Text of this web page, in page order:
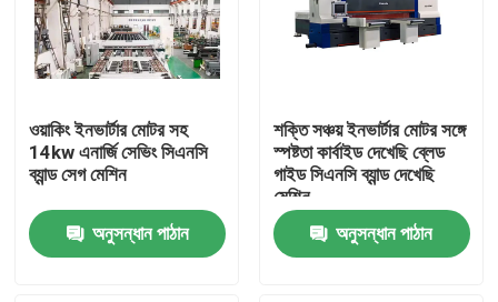
ওয়াকিং ইনভার্টার মোটর সহ
14kw এনার্জি সেভিং সিএনসি
ব্যান্ড সেগ মেশিন
অনুসন্ধান পাঠান
শক্তি সঞ্চয় ইনভার্টার মোটর সঙ্গে
স্পষ্টতা কার্বাইড দেখেছি ব্লেড
গাইড সিএনসি ব্যান্ড দেখেছি
মেশিন
অনুসন্ধান পাঠান